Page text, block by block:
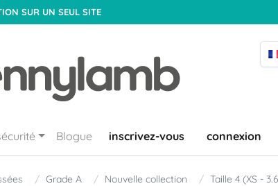
SUR UN SEUL SITE
Blogue inscrivez-vous connexion
Grade A Nouvelle collection Taille 4 (XS -